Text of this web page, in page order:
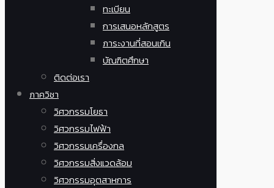
ทะเบียน
การเสนอหลักสูตร
ภาระงานที่สอนเกิน
บัณฑิตศึกษา
ติดต่อเรา
ภาควิชา
วิศวกรรมโยธา
วิศวกรรมไฟฟ้า
วิศวกรรมเครื่องกล
วิศวกรรมสิ่งแวดล้อม
วิศวกรรมอุตสาหการ